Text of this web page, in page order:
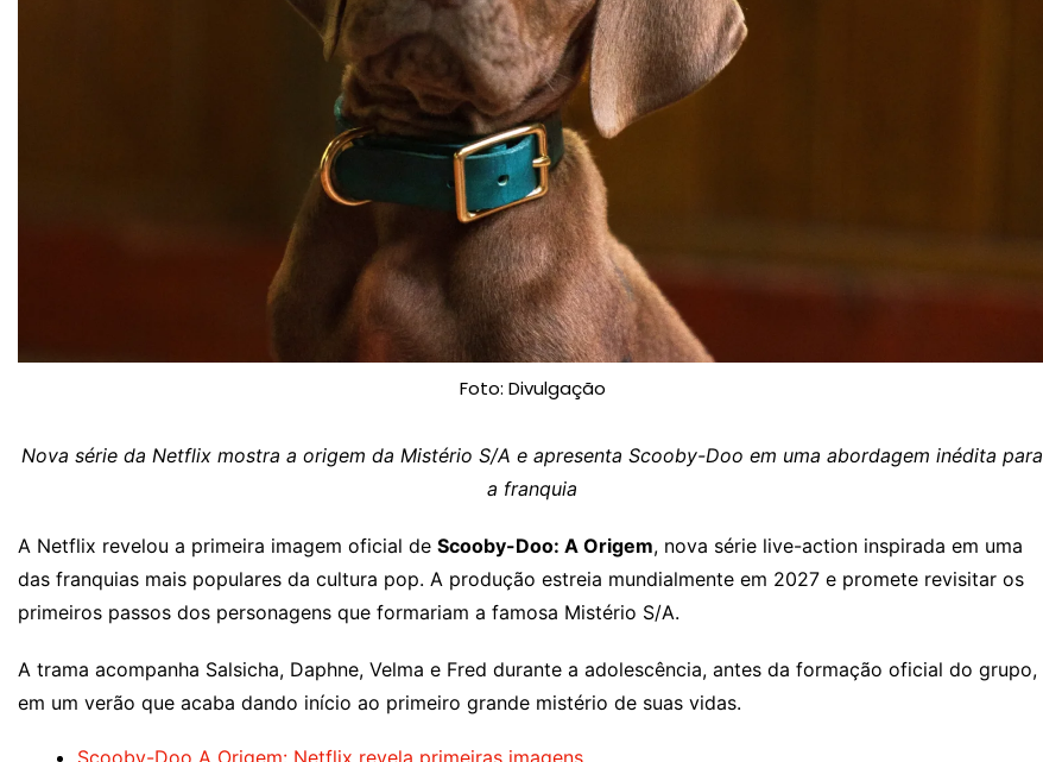
Foto: Divulgação
Nova série da Netflix mostra a origem da Mistério S/A e apresenta Scooby-Doo em uma abordagem inédita para
a franquia
A Netflix revelou a primeira imagem oficial de Scooby-Doo: A Origem, nova série live-action inspirada em uma
das franquias mais populares da cultura pop. A produção estreia mundialmente em 2027 e promete revisitar os
primeiros passos dos personagens que formariam a famosa Mistério S/A.
A trama acompanha Salsicha, Daphne, Velma e Fred durante a adolescência, antes da formação oficial do grupo,
em um verão que acaba dando início ao primeiro grande mistério de suas vidas.
Scooby-Doo A Origem: Netflix revela primeiras imagens